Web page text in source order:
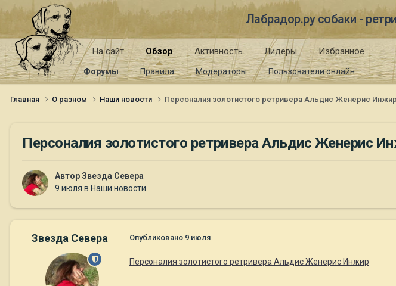
Лабрадор.ру собаки -
На сайт Обзор
Форумы Правила Модераторы Пользователи онлайн
Активность Лидеры Избранное
Главная О разном Наши новости Персоналия золотистого ретривера Альдис Женерис Инжир
Персоналия золотистого ретривера Альдис Женерис
Автор Звезда Севера
9 июля в Наши новости
Звезда Севера Опубликовано 9 июля
Персоналия золотистого ретривера Альдис Женерис Инжир